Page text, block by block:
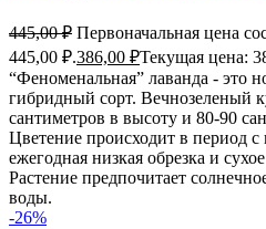
445,00₽ Первоначальная цена
445,00 ₽.386,00 ₽Текущая цена:
“Феноменальная” лаванда - это
гибридный сорт. Вечнозеленый
сантиметров в высоту и 80-90
Цветение происходит в период с
ежегодная низкая обрезка и
Растение предпочитает
воды.
-26%